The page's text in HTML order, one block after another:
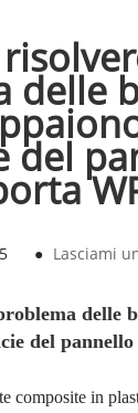
delle
del
5 ● Lasciami
delle
del
composite in